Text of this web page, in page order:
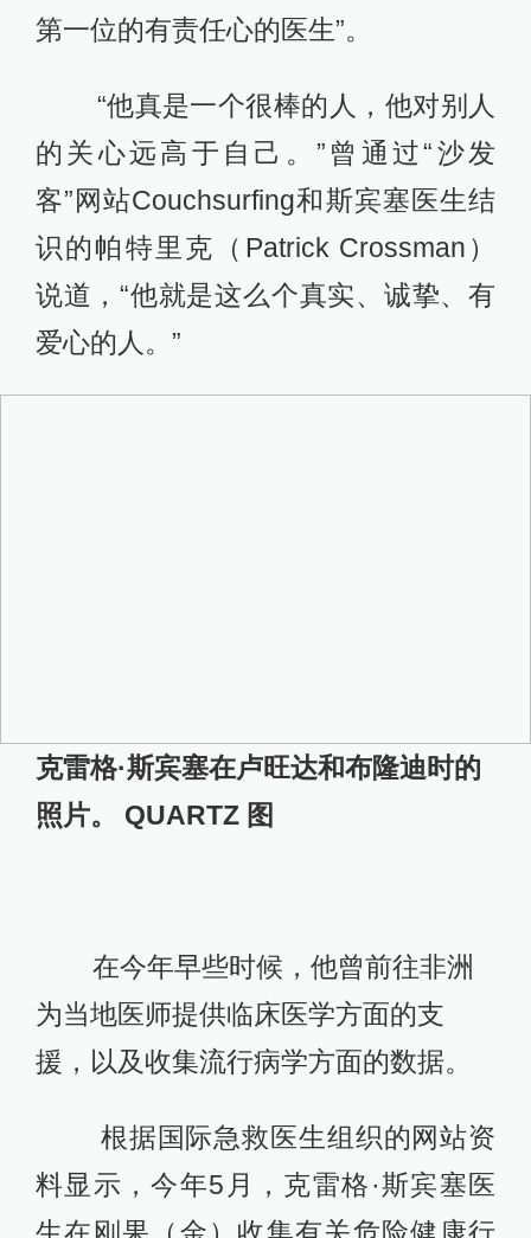
第一位的有责任心的医生”。
“他真是一个很棒的人，他对别人
的关心远高于自己。”曾通过“沙发
客”网站Couchsurfing和斯宾塞医生结
识的帕特里克（Patrick Crossman）
说道，“他就是这么个真实、诚挚、有
爱心的人。”
克雷格·斯宾塞在卢旺达和布隆迪时的
照片。 QUARTZ 图
在今年早些时候，他曾前往非洲
为当地医师提供临床医学方面的支
援，以及收集流行病学方面的数据。
根据国际急救医生组织的网站资
料显示，今年5月，克雷格·斯宾塞医
生在刚果（金）收集有关危险健康行